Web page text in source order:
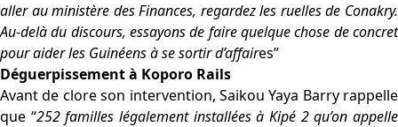
aller au ministère des Finances, regardez les ruelles de Conakry.
Au-delà du discours, essayons de faire quelque chose de concret
pour aider les Guinéens à se sortir d’affaires”
Déguerpissement à Koporo Rails
Avant de clore son intervention, Saikou Yaya Barry rappelle
que “252 familles légalement installées à Kipé 2 qu’on appelle